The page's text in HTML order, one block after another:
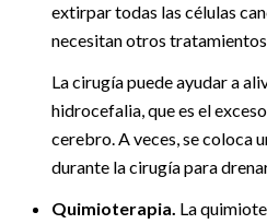
extirpar todas las células
necesitan otros
La cirugía puede ayudar a
hidrocefalia, que es el
cerebro. A veces, se coloca
durante la cirugía para
Quimioterapia. La